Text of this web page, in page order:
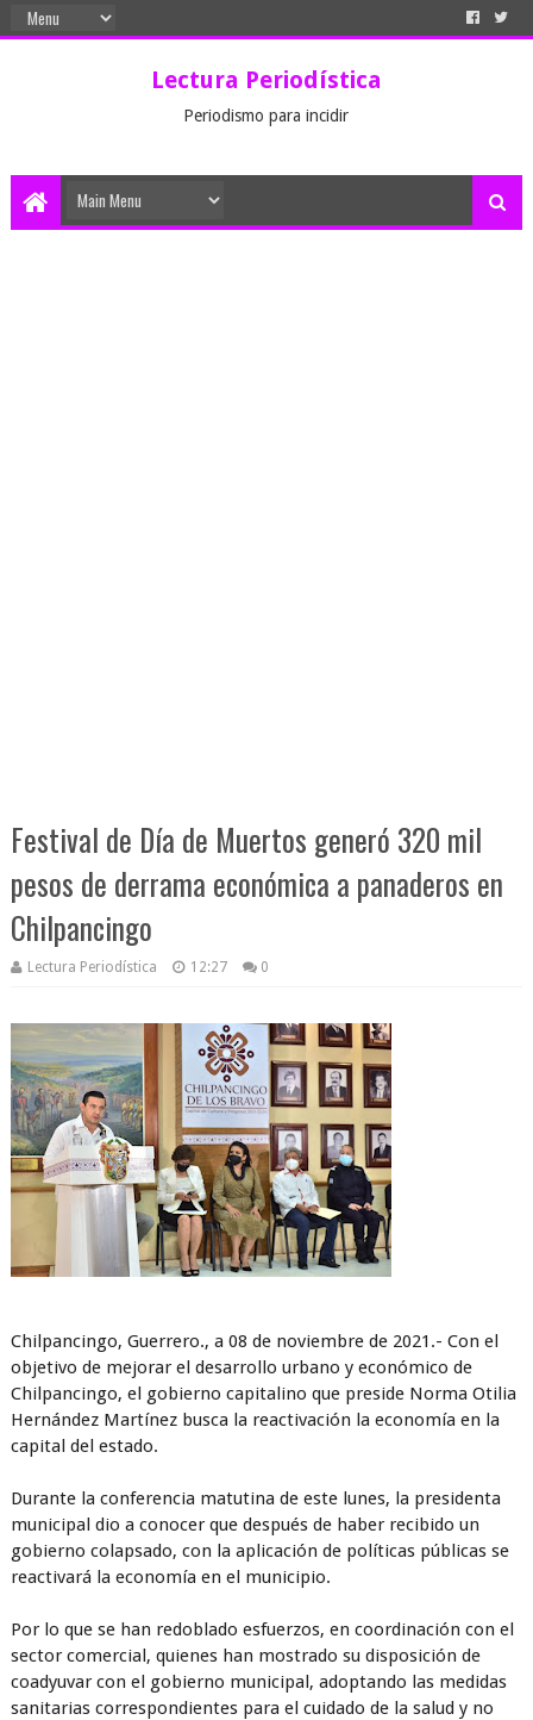
Lectura Periodística
Periodismo para incidir
Festival de Día de Muertos generó 320 mil
pesos de derrama económica a panaderos en
Chilpancingo
Lectura Periodística 12:27 0
Chilpancingo, Guerrero., a 08 de noviembre de 2021.- Con el
objetivo de mejorar el desarrollo urbano y económico de
Chilpancingo, el gobierno capitalino que preside Norma Otilia
Hernández Martínez busca la reactivación la economía en la
capital del estado.
Durante la conferencia matutina de este lunes, la presidenta
municipal dio a conocer que después de haber recibido un
gobierno colapsado, con la aplicación de políticas públicas se
reactivará la economía en el municipio.
Por lo que se han redoblado esfuerzos, en coordinación con el
sector comercial, quienes han mostrado su disposición de
coadyuvar con el gobierno municipal, adoptando las medidas
sanitarias correspondientes para el cuidado de la salud y no